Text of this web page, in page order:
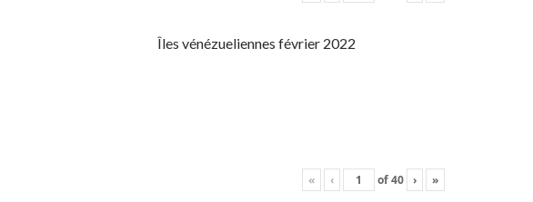
Îles vénézueliennes février 2022
« ‹ of40 › »